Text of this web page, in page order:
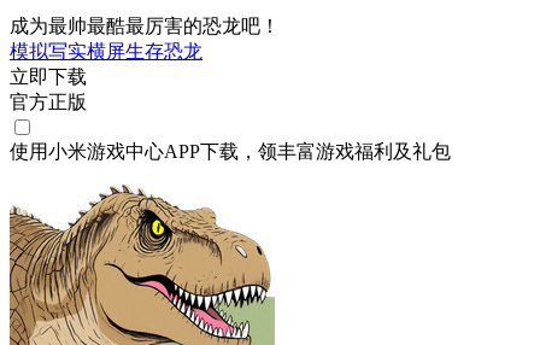
成为最帅最酷最厉害的恐龙吧！
模拟写实横屏生存恐龙
立即下载
官方正版
使用小米游戏中心APP下载 ，领丰富游戏福利 及礼包